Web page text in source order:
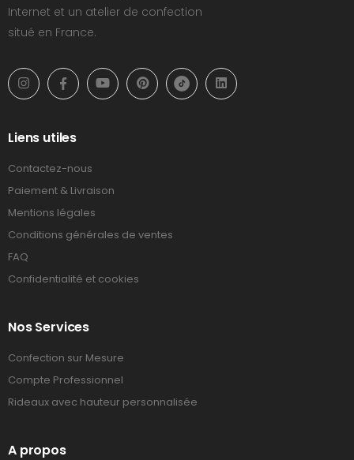
Internet et un atelier de confection
situé en France.
Liens utiles
Contactez-nous
Paiement & Livraison
Mentions légales
Conditions générales de ventes
FAQ
Confidentialité et cookies
Nos Services
Confection sur Mesure
Compte Professionnel
Rideaux avec hauteur personnalisée
A propos